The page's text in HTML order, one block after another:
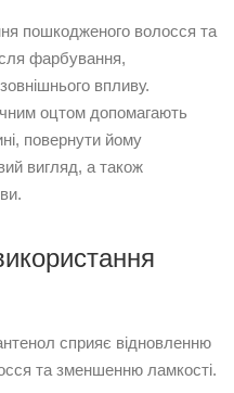
пошкодженого волосся та
фарбування,
впливу.
оцтом допомагають
повернути йому
вигляд, а також
сприяє відновленню
та зменшенню ламкості.